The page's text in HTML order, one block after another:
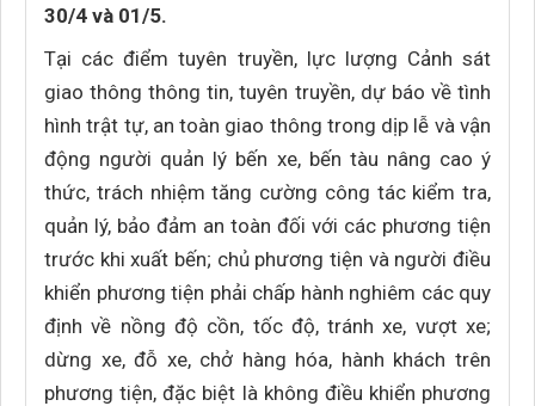
30/4 và 01/5.
Tại các điểm tuyên truyền, lực lượng Cảnh sát
giao thông thông tin, tuyên truyền, dự báo về tình
hình trật tự, an toàn giao thông trong dịp lễ và vận
động người quản lý bến xe, bến tàu nâng cao ý
thức, trách nhiệm tăng cường công tác kiểm tra,
quản lý, bảo đảm an toàn đối với các phương tiện
trước khi xuất bến; chủ phương tiện và người điều
khiển phương tiện phải chấp hành nghiêm các quy
định về nồng độ cồn, tốc độ, tránh xe, vượt xe;
dừng xe, đỗ xe, chở hàng hóa, hành khách trên
phương tiện, đặc biệt là không điều khiển phương